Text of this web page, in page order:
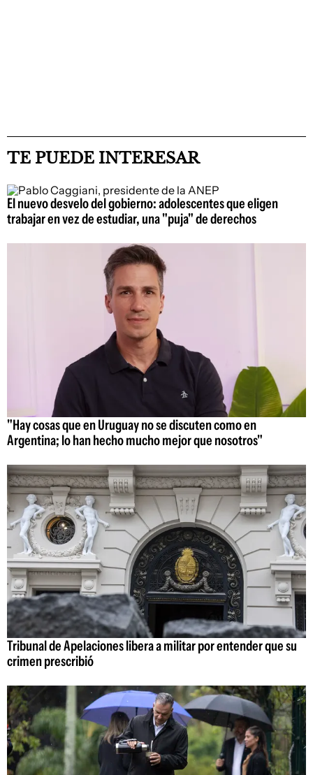
TE PUEDE INTERESAR
El nuevo desvelo del gobierno: adolescentes que eligen
trabajar en vez de estudiar, una "puja" de derechos
"Hay cosas que en Uruguay no se discuten como en
Argentina; lo han hecho mucho mejor que nosotros"
Tribunal de Apelaciones libera a militar por entender que su
crimen prescribió